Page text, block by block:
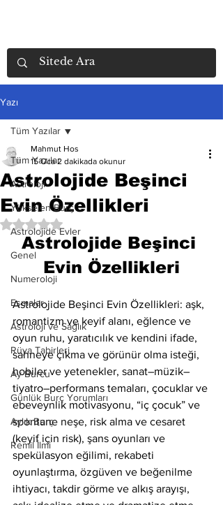
Yazı
Tüm Yazılar
Astroloji
Yükselen Burç
Astrolojide Evler
Genel
Numeroloji
Esmalar
Astroloji ve Sağlık
Rüya Tabirleri
Ay Burcu
Günlük Burç Yorumları
Aylık Burç
Remil İlmi
Tüm Yazılar
Astrolojide Beşinci
Evin Özellikleri
Mahmut Hos
15 Oca 2 dakikada okunur
5 üzerinden NaN yıldız
Astrolojide Beşinci
Evin Özellikleri
Astrolojide Beşinci Evin Özellikleri: aşk,
romantizm ve keyif alanı, eğlence ve
oyun ruhu, yaratıcılık ve kendini ifade,
sahneye çıkma ve görünür olma isteği,
hobiler ve yetenekler, sanat–müzik–
tiyatro–performans temaları, çocuklar ve
ebeveynlik motivasyonu, “iç çocuk” ve
spontane neşe, risk alma ve cesaret
(keyif için risk), şans oyunları ve
spekülasyon eğilimi, rekabeti
oyunlaştırma, özgüven ve beğenilme
ihtiyacı, takdir görme ve alkış arayışı,